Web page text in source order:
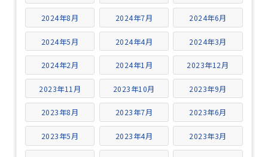
2024年8月 2024年7月 2024年6月
2024年5月 2024年4月 2024年3月
2024年2月 2024年1月 2023年12月
2023年11月 2023年10月 2023年9月
2023年8月 2023年7月 2023年6月
2023年5月 2023年4月 2023年3月